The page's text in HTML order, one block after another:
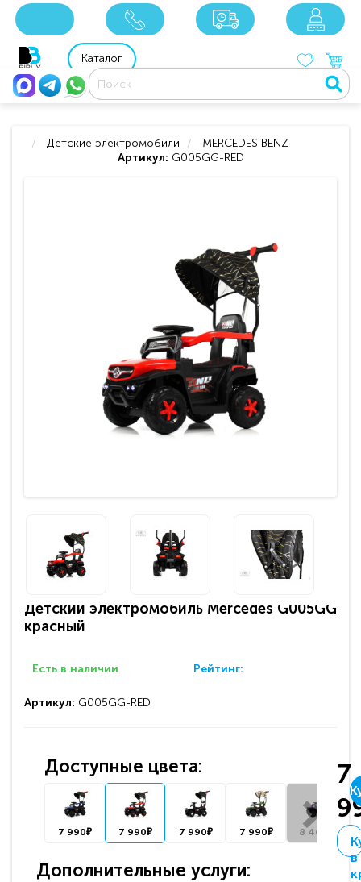
8 800 201 92 06
Каталог
Детские электромобили
MERCEDES BENZ
Артикул: G005GG-RED
Детский электромобиль Mercedes G005GG
красный
Есть в наличии Рейтинг:
Артикул: G005GG-RED
Доступные цвета:
7 990₽ 7 990₽ 7 990₽ 7 990₽ 8 460₽
Дополнительные услуги:
7
в
xxx